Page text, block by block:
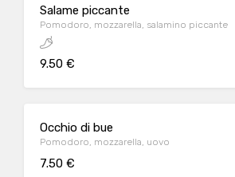
Salame piccante
Pomodoro, mozzarella, salamino piccante
9.50 €
Occhio di bue
Pomodoro, mozzarella, uovo
7.50 €